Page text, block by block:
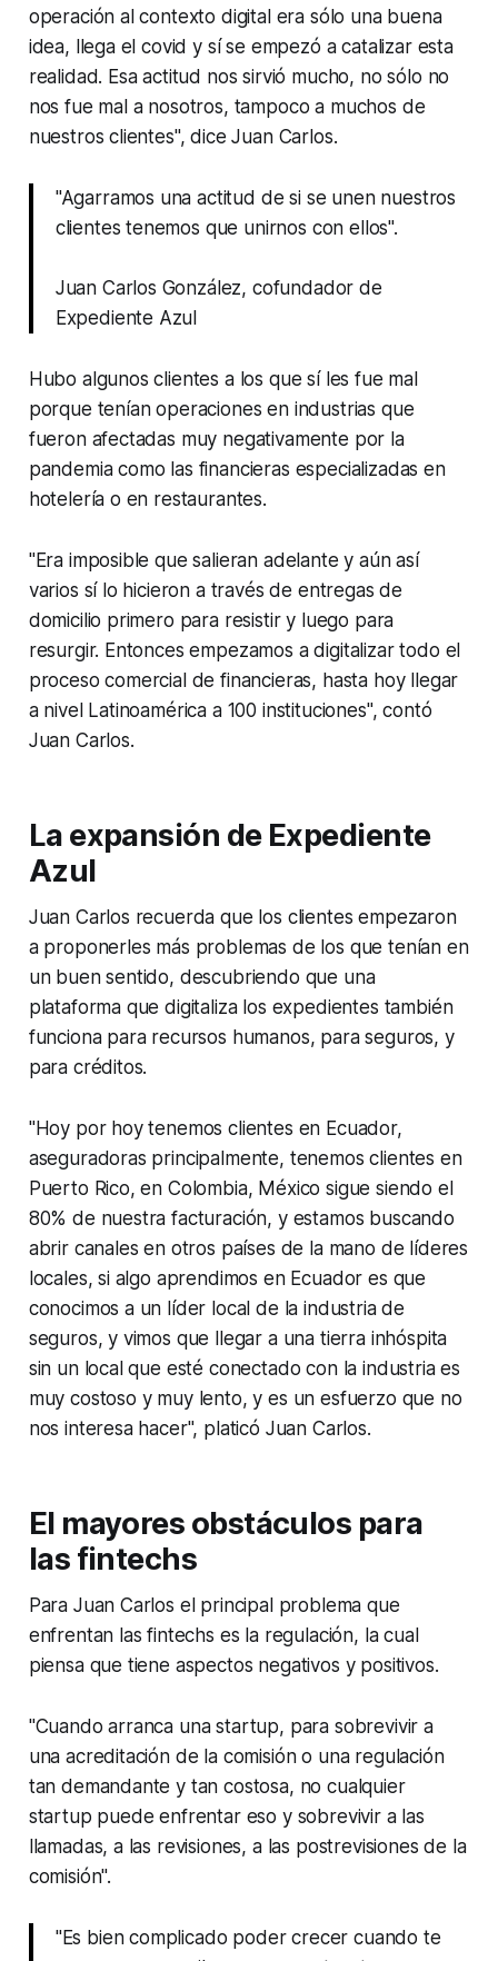
operación al contexto digital era sólo una buena
idea, llega el covid y sí se empezó a catalizar esta
realidad. Esa actitud nos sirvió mucho, no sólo no
nos fue mal a nosotros, tampoco a muchos de
nuestros clientes", dice Juan Carlos.
"Agarramos una actitud de si se unen nuestros
clientes tenemos que unirnos con ellos".
Juan Carlos González, cofundador de
Expediente Azul
Hubo algunos clientes a los que sí les fue mal
porque tenían operaciones en industrias que
fueron afectadas muy negativamente por la
pandemia como las financieras especializadas en
hotelería o en restaurantes.
"Era imposible que salieran adelante y aún así
varios sí lo hicieron a través de entregas de
domicilio primero para resistir y luego para
resurgir. Entonces empezamos a digitalizar todo el
proceso comercial de financieras, hasta hoy llegar
a nivel Latinoamérica a 100 instituciones", contó
Juan Carlos.
La expansión de Expediente
Azul
Juan Carlos recuerda que los clientes empezaron
a proponerles más problemas de los que tenían en
un buen sentido, descubriendo que una
plataforma que digitaliza los expedientes también
funciona para recursos humanos, para seguros, y
para créditos.
"Hoy por hoy tenemos clientes en Ecuador,
aseguradoras principalmente, tenemos clientes en
Puerto Rico, en Colombia, México sigue siendo el
80% de nuestra facturación, y estamos buscando
abrir canales en otros países de la mano de líderes
locales, si algo aprendimos en Ecuador es que
conocimos a un líder local de la industria de
seguros, y vimos que llegar a una tierra inhóspita
sin un local que esté conectado con la industria es
muy costoso y muy lento, y es un esfuerzo que no
nos interesa hacer", platicó Juan Carlos.
El mayores obstáculos para
las fintechs
Para Juan Carlos el principal problema que
enfrentan las fintechs es la regulación, la cual
piensa que tiene aspectos negativos y positivos.
"Cuando arranca una startup, para sobrevivir a
una acreditación de la comisión o una regulación
tan demandante y tan costosa, no cualquier
startup puede enfrentar eso y sobrevivir a las
llamadas, a las revisiones, a las postrevisiones de la
comisión".
"Es bien complicado poder crecer cuando te